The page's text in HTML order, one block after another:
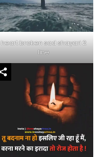
heart broken sad shayari 2
line